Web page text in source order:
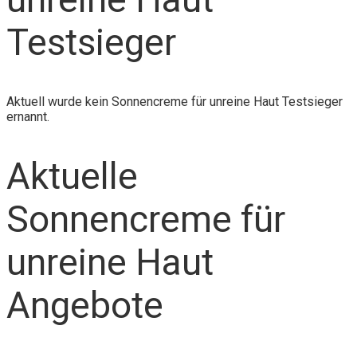
Testsieger
Aktuell wurde kein Sonnencreme für unreine Haut Testsieger
ernannt.
Aktuelle
Sonnencreme für
unreine Haut
Angebote